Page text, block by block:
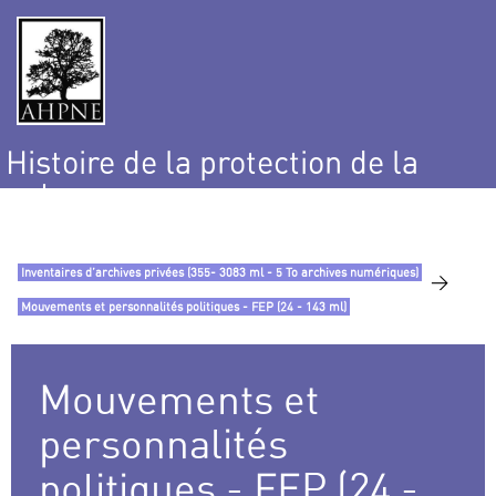
Histoire de la protection de la
nature
Inventaires d’archives privées (355- 3083 ml - 5 To archives numériques) >
Mouvements et personnalités politiques - FEP (24 - 143 ml)
Mouvements et
personnalités